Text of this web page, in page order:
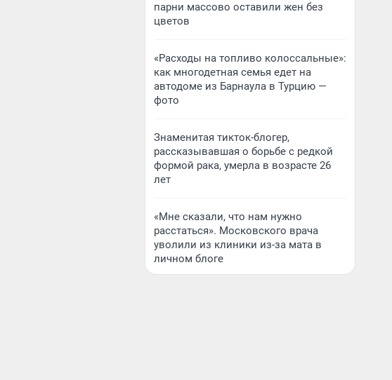
парни массово оставили жен без
цветов
«Расходы на топливо колоссальные»:
как многодетная семья едет на
автодоме из Барнаула в Турцию —
фото
Знаменитая тикток-блогер,
рассказывавшая о борьбе с редкой
формой рака, умерла в возрасте 26
лет
«Мне сказали, что нам нужно
расстаться». Московского врача
уволили из клиники из-за мата в
личном блоге